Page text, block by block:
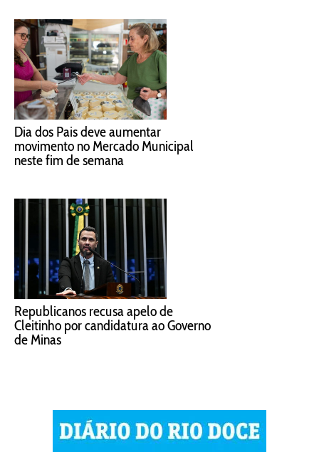
Dia dos Pais deve aumentar
movimento no Mercado Municipal
neste fim de semana
Republicanos recusa apelo de
Cleitinho por candidatura ao Governo
de Minas